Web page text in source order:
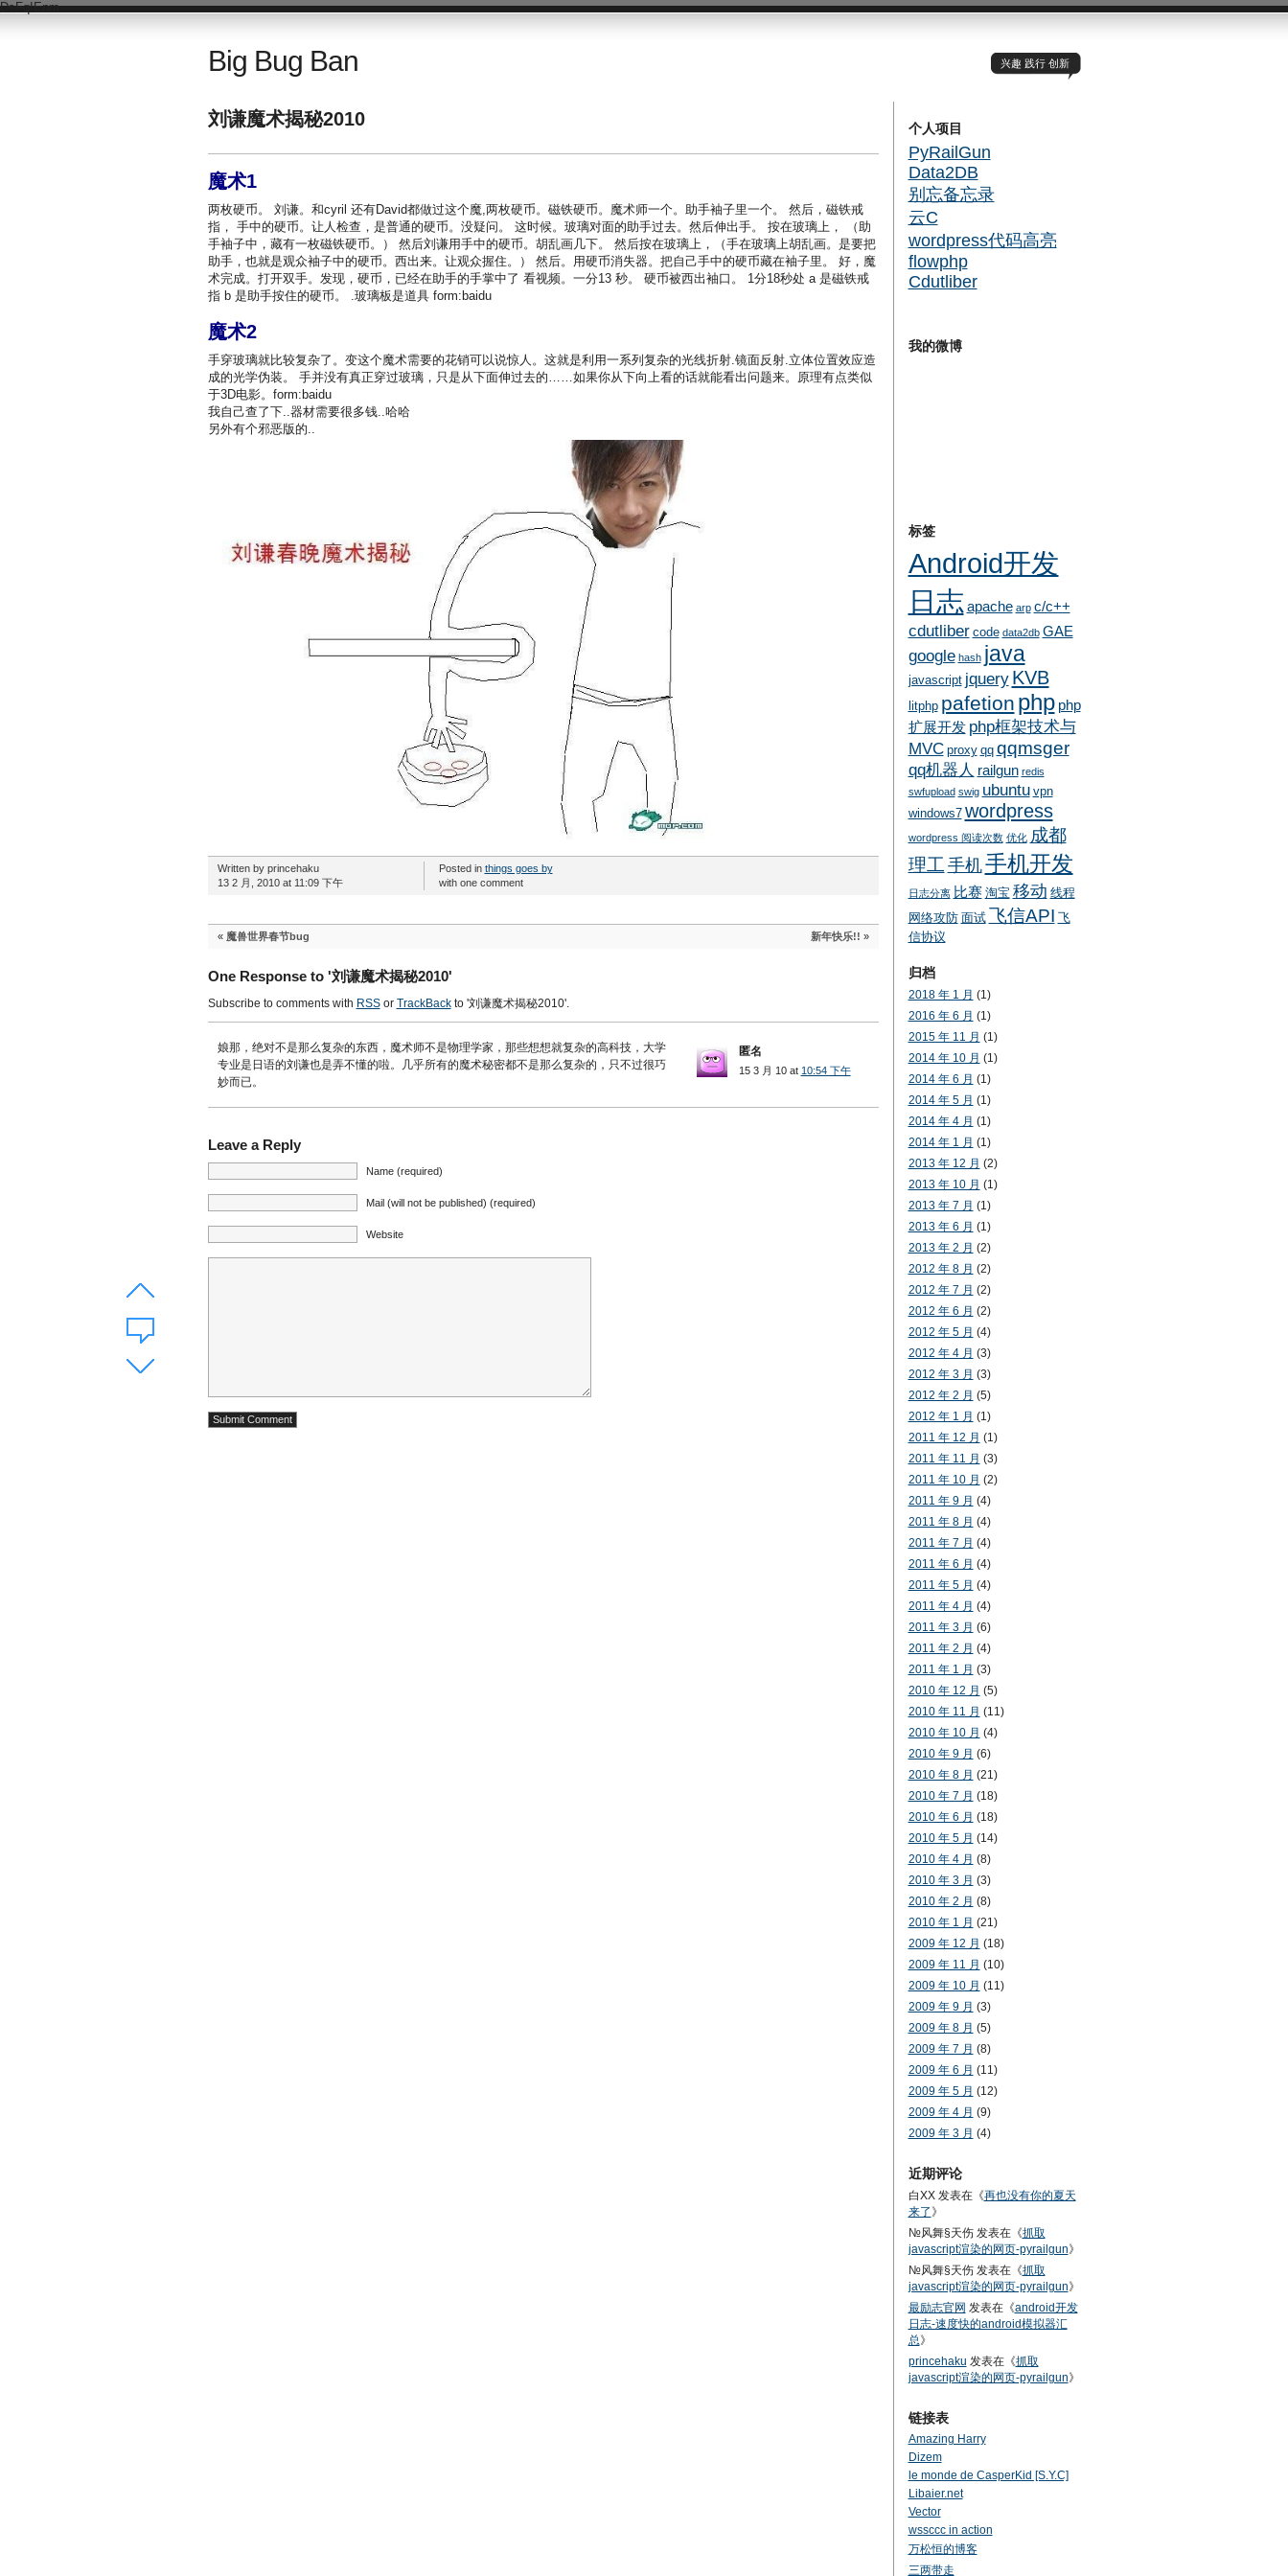
DsFqIEnm
Big Bug Ban 兴趣 践行 创新
刘谦魔术揭秘2010
魔术1
两枚硬币。 刘谦。和cyril 还有David都做过这个魔,两枚硬币。磁铁硬币。魔术师一个。助手袖子里一个。 然后，磁铁戒
指， 手中的硬币。让人检查，是普通的硬币。没疑问。 这时候。玻璃对面的助手过去。然后伸出手。 按在玻璃上， （助
手袖子中，藏有一枚磁铁硬币。） 然后刘谦用手中的硬币。胡乱画几下。 然后按在玻璃上，（手在玻璃上胡乱画。是要把
助手，也就是观众袖子中的硬币。西出来。让观众握住。） 然后。用硬币消失器。把自己手中的硬币藏在袖子里。 好，魔
术完成。打开双手。发现，硬币，已经在助手的手掌中了 看视频。一分13 秒。 硬币被西出袖口。 1分18秒处 a 是磁铁戒
指 b 是助手按住的硬币。 .玻璃板是道具 form:baidu
魔术2
手穿玻璃就比较复杂了。变这个魔术需要的花销可以说惊人。这就是利用一系列复杂的光线折射.镜面反射.立体位置效应造
成的光学伪装。 手并没有真正穿过玻璃，只是从下面伸过去的……如果你从下向上看的话就能看出问题来。原理有点类似
于3D电影。form:baidu
我自己查了下..器材需要很多钱..哈哈
另外有个邪恶版的..
Written by princehaku
13 2 月, 2010 at 11:09 下午
Posted in things goes by
with one comment
« 魔兽世界春节bug 新年快乐!! »
One Response to '刘谦魔术揭秘2010'
Subscribe to comments with RSSor TrackBackto '刘谦魔术揭秘2010'.
娘那，绝对不是那么复杂的东西，魔术师不是物理学家，那些想想就复杂的高科技，大学
专业是日语的刘谦也是弄不懂的啦。几乎所有的魔术秘密都不是那么复杂的，只不过很巧
妙而已。
匿名
15 3 月 10 at 10:54 下午
Leave a Reply
Name (required)
Mail (will not be published) (required)
Website
个人项目
PyRailGun
Data2DB
别忘备忘录
云C
wordpress代码高亮
flowphp
Cdutliber
我的微博
标签
Android开发
日志 apache arp c/c++
cdutliber code data2db GAE
google hash java
javascript jquery KVB
litphp pafetion php php
扩展开发 php框架技术与
MVC proxy qq qqmsger
qq机器人 railgun redis
swfupload swig ubuntu vpn
windows7 wordpress
wordpress 阅读次数 优化 成都
理工 手机手机开发
日志分离 比赛 淘宝 移动 线程
网络攻防 面试 飞信API 飞
信协议
归档
2018 年 1 月 (1)
2016 年 6 月 (1)
2015 年 11 月 (1)
2014 年 10 月 (1)
2014 年 6 月 (1)
2014 年 5 月 (1)
2014 年 4 月 (1)
2014 年 1 月 (1)
2013 年 12 月 (2)
2013 年 10 月 (1)
2013 年 7 月 (1)
2013 年 6 月 (1)
2013 年 2 月 (2)
2012 年 8 月 (2)
2012 年 7 月 (2)
2012 年 6 月 (2)
2012 年 5 月 (4)
2012 年 4 月 (3)
2012 年 3 月 (3)
2012 年 2 月 (5)
2012 年 1 月 (1)
2011 年 12 月 (1)
2011 年 11 月 (3)
2011 年 10 月 (2)
2011 年 9 月 (4)
2011 年 8 月 (4)
2011 年 7 月 (4)
2011 年 6 月 (4)
2011 年 5 月 (4)
2011 年 4 月 (4)
2011 年 3 月 (6)
2011 年 2 月 (4)
2011 年 1 月 (3)
2010 年 12 月 (5)
2010 年 11 月 (11)
2010 年 10 月 (4)
2010 年 9 月 (6)
2010 年 8 月 (21)
2010 年 7 月 (18)
2010 年 6 月 (18)
2010 年 5 月 (14)
2010 年 4 月 (8)
2010 年 3 月 (3)
2010 年 2 月 (8)
2010 年 1 月 (21)
2009 年 12 月 (18)
2009 年 11 月 (10)
2009 年 10 月 (11)
2009 年 9 月 (3)
2009 年 8 月 (5)
2009 年 7 月 (8)
2009 年 6 月 (11)
2009 年 5 月 (12)
2009 年 4 月 (9)
2009 年 3 月 (4)
近期评论
白XX发表在《再也没有你的夏天
来了 》
№风舞§天伤发表在《抓取
javascript渲染的网页-pyrailgun》
№风舞§天伤发表在《抓取
javascript渲染的网页-pyrailgun》
最励志官网 发表在《android开发
日志-速度快的android模拟器汇
总》
princehaku 发表在《抓取
javascript渲染的网页-pyrailgun》
链接表
Amazing Harry
Dizem
le monde de CasperKid [S.Y.C]
Libaier.net
Vector
wssccc in action
万松恒的博客
三两带走